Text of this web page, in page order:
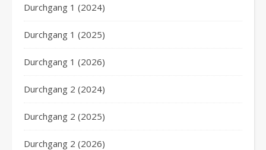
Durchgang 1 (2024)
Durchgang 1 (2025)
Durchgang 1 (2026)
Durchgang 2 (2024)
Durchgang 2 (2025)
Durchgang 2 (2026)